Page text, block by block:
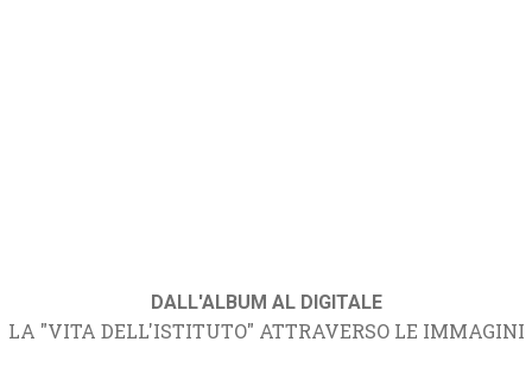
DALL'ALBUM AL DIGITALE
LA "VITA DELL'ISTITUTO" ATTRAVERSO LE IMMAGINI